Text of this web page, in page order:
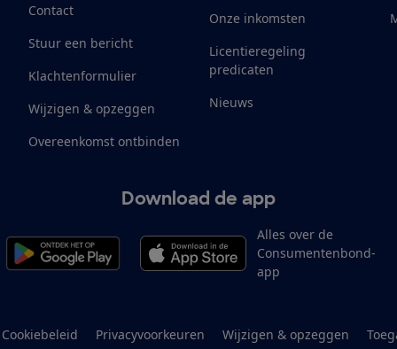
Contact
Stuur een bericht
Klachtenformulier
Wijzigen & opzeggen
Overeenkomst ontbinden
Onze inkomsten
Licentieregeling
predicaten
Nieuws
Download de app
Alles over de
Consumentenbond-
app
Cookiebeleid Privacyvoorkeuren Wijzigen & opzeggen